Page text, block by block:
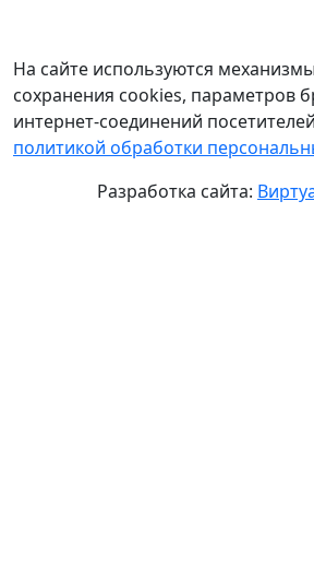
На сайте используются
сохранения cookies, параметров
интернет-соединений
политикой обработки
Разработка сайта: